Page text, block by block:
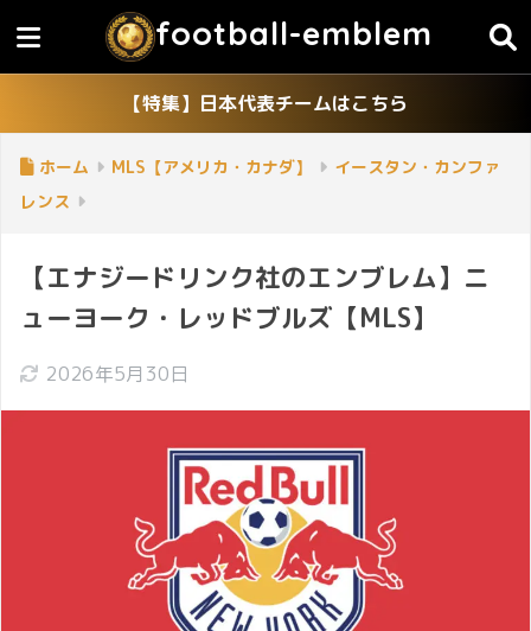
football-emblem
【特集】日本代表チームはこちら
ホーム MLS【アメリカ・カナダ】
イースタン・カンファ
レンス
【エナジードリンク社のエンブレム】ニ
ューヨーク・レッドブルズ【MLS】
2026年5月30日